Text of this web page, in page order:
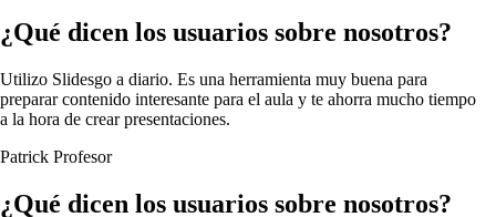
¿Qué dicen los usuarios sobre nosotros?
Utilizo Slidesgo a diario. Es una herramienta muy buena para
preparar contenido interesante para el aula y te ahorra mucho tiempo
a la hora de crear presentaciones.
Patrick Profesor
¿Qué dicen los usuarios sobre nosotros?